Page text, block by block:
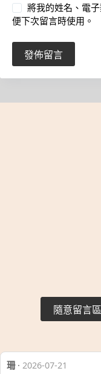
將我的姓名、電
便下次留言時使用。
發佈留言
隨意留言區
珊· 2026-07-21